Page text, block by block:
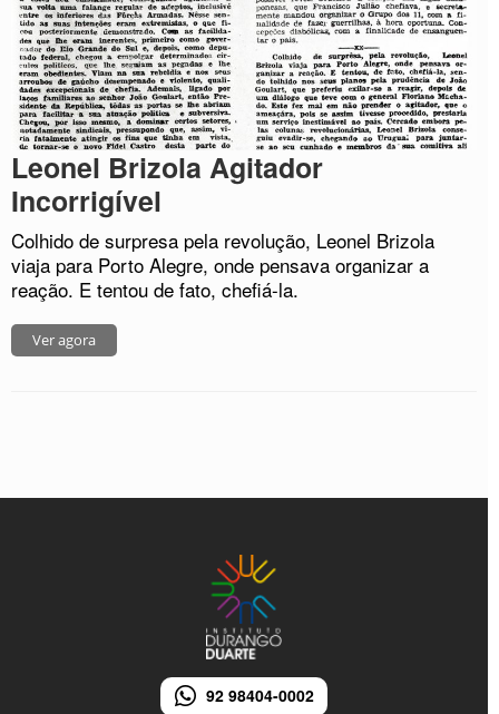
Leonel Brizola Agitador
Incorrigível
Colhido de surpresa pela revolução, Leonel Brizola
viaja para Porto Alegre, onde pensava organizar a
reação. E tentou de fato, chefiá-la.
Ver agora
92 98404-0002